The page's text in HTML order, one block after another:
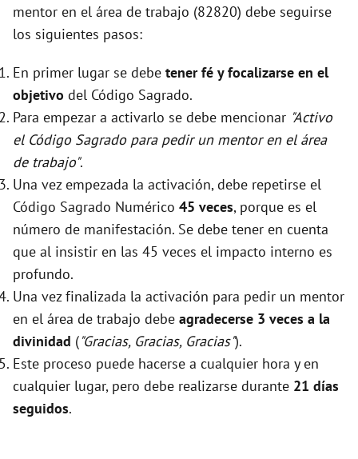
mentor en el área de trabajo (82820) debe seguirse
los siguientes pasos:
En primer lugar se debe tener fé y focalizarse en el
objetivo del Código Sagrado.
Para empezar a activarlo se debe mencionar "Activo
el Código Sagrado para pedir un mentor en el área
de trabajo".
Una vez empezada la activación, debe repetirse el
Código Sagrado Numérico 45 veces, porque es el
número de manifestación. Se debe tener en cuenta
que al insistir en las 45 veces el impacto interno es
profundo.
Una vez finalizada la activación para pedir un mentor
en el área de trabajo debe agradecerse 3 veces a la
divinidad ("Gracias, Gracias, Gracias").
Este proceso puede hacerse a cualquier hora y en
cualquier lugar, pero debe realizarse durante 21 días
seguidos.